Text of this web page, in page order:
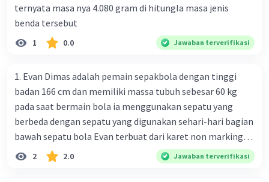
ternyata masa nya 4.080 gram di hitungla masa jenis
benda tersebut
1 0.0 Jawaban terverifikasi
1. Evan Dimas adalah pemain sepakbola dengan tinggi
badan 166 cm dan memiliki massa tubuh sebesar 60 kg
pada saat bermain bola ia menggunakan sepatu yang
berbeda dengan sepatu yang digunakan sehari-hari bagian
bawah sepatu bola Evan terbuat dari karet non marking
dan dibuat tidak rata berupa tonjolan tonjolan yang biasa
disebut studs jumlah studs di sepatunya 6 buah dengan
2 2.0 Jawaban terverifikasi